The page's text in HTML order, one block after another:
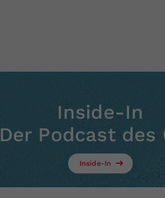
Inside-In
Der Podcast des
Inside-In